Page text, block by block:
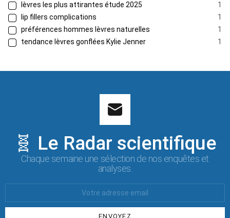
lèvres les plus attirantes étude 2025
1
lip fillers complications
1
préférences hommes lèvres naturelles
1
tendance lèvres gonflées Kylie Jenner
1
🧬 Le Radar scientifique
Chaque semaine une sélection de nos enquêtes et
analyses.
: